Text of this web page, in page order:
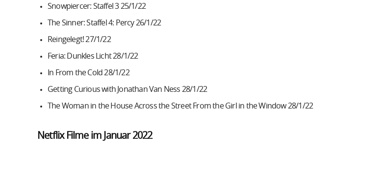
Snowpiercer: Staffel 3 25/1/22
The Sinner: Staffel 4: Percy 26/1/22
Reingelegt! 27/1/22
Feria: Dunkles Licht 28/1/22
In From the Cold 28/1/22
Getting Curious with Jonathan Van Ness 28/1/22
The Woman in the House Across the Street From the Girl in the Window 28/1/22
Netflix Filme im Januar 2022